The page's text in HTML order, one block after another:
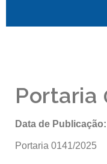
Portaria
Data de Publicação:
Portaria 0141/2025